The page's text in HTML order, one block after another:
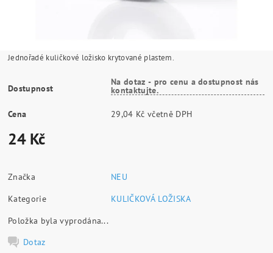
Jednořadé kuličkové ložisko krytované plastem.
Dostupnost
Na dotaz - pro cenu a dostupnost nás
kontaktujte.
Cena 29,04 Kč včetně DPH
24 Kč
Značka
NEU
Kategorie
KULIČKOVÁ LOŽISKA
Položka byla vyprodána...
Dotaz